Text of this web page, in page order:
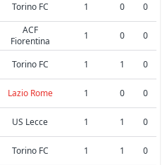
Torino FC 1 0 0
ACF
Fiorentina
1 0 0
Torino FC 1 1 0
Lazio Rome 1 0 0
US Lecce 1 1
0
Torino FC 1 1 0